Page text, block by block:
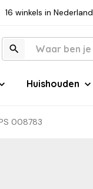
16 winkels in Nederland
Huishouden
008783